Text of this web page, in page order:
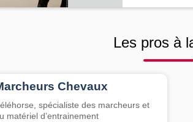
Les pros à
Chevaux
spécialiste des marcheurs et
matériel d’entrainement